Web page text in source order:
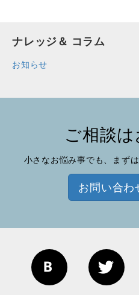
ナレッジ＆ コラム
お知らせ
ご相談
小さなお悩み事でも、まず
お問い合わ